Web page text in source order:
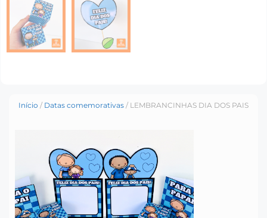
Início / Datas comemorativas / LEMBRANCINHAS DIA DOS PAIS